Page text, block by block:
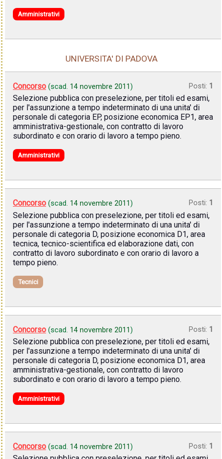
Amministrativi
UNIVERSITA' DI PADOVA
Concorso (scad. 14 novembre 2011) Posti: 1
Selezione pubblica con preselezione, per titoli ed esami,
per l'assunzione a tempo indeterminato di una unita' di
personale di categoria EP, posizione economica EP1, area
amministrativa-gestionale, con contratto di lavoro
subordinato e con orario di lavoro a tempo pieno.
Amministrativi
Concorso (scad. 14 novembre 2011) Posti: 1
Selezione pubblica con preselezione, per titoli ed esami,
per l'assunzione a tempo indeterminato di una unita' di
personale di categoria D, posizione economica D1, area
tecnica, tecnico-scientifica ed elaborazione dati, con
contratto di lavoro subordinato e con orario di lavoro a
tempo pieno.
Tecnici
Concorso (scad. 14 novembre 2011) Posti: 1
Selezione pubblica con preselezione, per titoli ed esami,
per l'assunzione a tempo indeterminato di una unita' di
personale di categoria D, posizione economica D1, area
amministrativa-gestionale, con contratto di lavoro
subordinato e con orario di lavoro a tempo pieno.
Amministrativi
Concorso (scad. 14 novembre 2011) Posti: 1